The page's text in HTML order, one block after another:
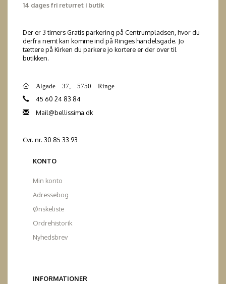
14 dages fri returret i butik
Der er 3 timers Gratis parkering på Centrumpladsen, hvor du
derfra nemt kan komme ind på Ringes handelsgade. Jo
tættere på Kirken du parkere jo kortere er der over til
butikken.
Algade 37, 5750 Ringe
45 60 24 83 84
Mail@bellissima.dk
Cvr. nr. 30 85 33 93
KONTO
Min konto
Adressebog
Ønskeliste
Ordrehistorik
Nyhedsbrev
INFORMATIONER